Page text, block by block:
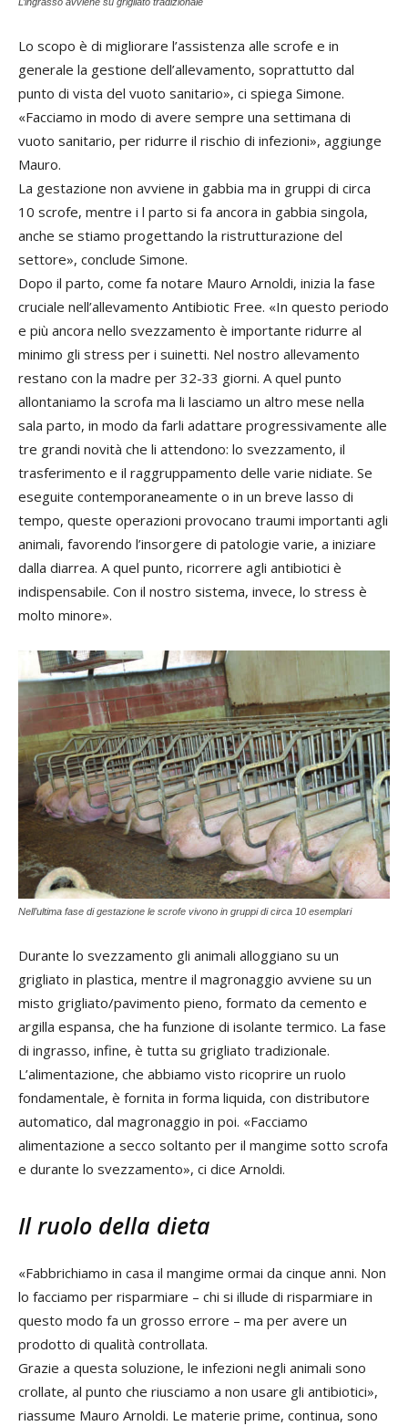
Lo scopo è di migliorare l’assistenza alle scrofe e in
generale la gestione dell’allevamento, soprattutto dal
punto di vista del vuoto sanitario», ci spiega Simone.
«Facciamo in modo di avere sempre una settimana di
vuoto sanitario, per ridurre il rischio di infezioni», aggiunge
Mauro.
La gestazione non avviene in gabbia ma in gruppi di circa
10 scrofe, mentre i l parto si fa ancora in gabbia singola,
anche se stiamo progettando la ristrutturazione del
settore», conclude Simone.
Dopo il parto, come fa notare Mauro Arnoldi, inizia la fase
cruciale nell’allevamento Antibiotic Free. «In questo periodo
e più ancora nello svezzamento è importante ridurre al
minimo gli stress per i suinetti. Nel nostro allevamento
restano con la madre per 32-33 giorni. A quel punto
allontaniamo la scrofa ma li lasciamo un altro mese nella
sala parto, in modo da farli adattare progressivamente alle
tre grandi novità che li attendono: lo svezzamento, il
trasferimento e il raggruppamento delle varie nidiate. Se
eseguite contemporaneamente o in un breve lasso di
tempo, queste operazioni provocano traumi importanti agli
animali, favorendo l’insorgere di patologie varie, a iniziare
dalla diarrea. A quel punto, ricorrere agli antibiotici è
indispensabile. Con il nostro sistema, invece, lo stress è
molto minore».
Nell’ultima fase di gestazione le scrofe vivono in gruppi di circa 10 esemplari
Durante lo svezzamento gli animali alloggiano su un
grigliato in plastica, mentre il magronaggio avviene su un
misto grigliato/pavimento pieno, formato da cemento e
argilla espansa, che ha funzione di isolante termico. La fase
di ingrasso, infine, è tutta su grigliato tradizionale.
L’alimentazione, che abbiamo visto ricoprire un ruolo
fondamentale, è fornita in forma liquida, con distributore
automatico, dal magronaggio in poi. «Facciamo
alimentazione a secco soltanto per il mangime sotto scrofa
e durante lo svezzamento», ci dice Arnoldi.
Il ruolo della dieta
«Fabbrichiamo in casa il mangime ormai da cinque anni. Non
lo facciamo per risparmiare – chi si illude di risparmiare in
questo modo fa un grosso errore – ma per avere un
prodotto di qualità controllata.
Grazie a questa soluzione, le infezioni negli animali sono
crollate, al punto che riusciamo a non usare gli antibiotici»,
riassume Mauro Arnoldi. Le materie prime, continua, sono